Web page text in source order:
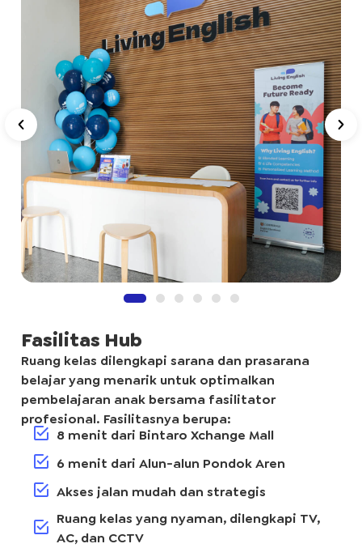
Fasilitas Hub
Ruang kelas dilengkapi sarana dan prasarana
belajar yang menarik untuk optimalkan
pembelajaran anak bersama fasilitator
profesional. Fasilitasnya berupa:
8 menit dari Bintaro Xchange Mall
6 menit dari Alun-alun Pondok Aren
Akses jalan mudah dan strategis
Ruang kelas yang nyaman, dilengkapi TV,
AC, dan CCTV